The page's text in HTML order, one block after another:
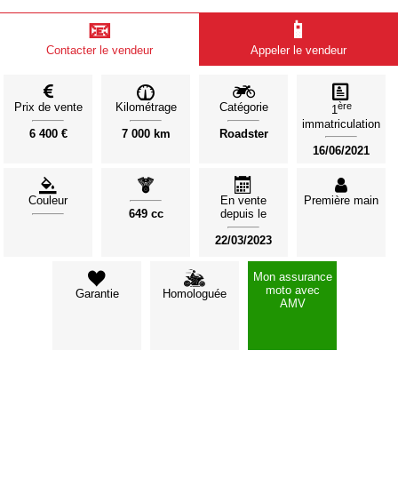
📧
Contacter le vendeur
📱
Appeler le vendeur
Prix de vente
6 400 €
Kilométrage
7 000 km
Catégorie
Roadster
1ère
immatriculation
16/06/2021
Couleur
649 cc
En vente
depuis le
22/03/2023
Première main
Garantie Homologuée
Mon assurance
moto avec
AMV